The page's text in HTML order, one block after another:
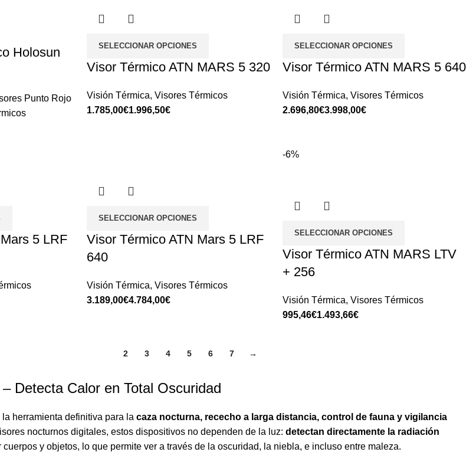
Holosun
Punto Rojo
SELECCIONAR OPCIONES
Visor Térmico ATN MARS 5 320
Visión Térmica, Visores Térmicos
€
€
SELECCIONAR OPCIONES
Visor Térmico ATN MARS 5 640
Visión Térmica,Visores Térmicos
€
€
5 LRF
SELECCIONAR OPCIONES
Visor Térmico ATN Mars 5 LRF
640
Visión Térmica, Visores Térmicos
€
€
-6%
SELECCIONAR OPCIONES
Visor Térmico ATN MARS LTV
+ 256
Visión Térmica,Visores Térmicos
€
€
2 3 4 5 6 7 →
Detecta Calor en Total Oscuridad
la herramienta definitiva para la caza nocturna, rececho a larga distancia, control de fauna y vigilancia
nocturnos digitales, estos dispositivos no dependen de la luz: detectan directamente la radiación
cuerpos y objetos, lo que permite ver a través de la oscuridad, la niebla, e incluso entre maleza.